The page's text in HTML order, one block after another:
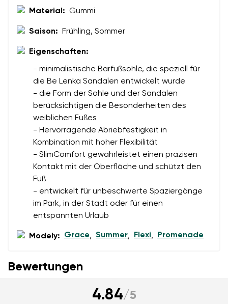
Material: Gummi
Saison: Frühling, Sommer
Eigenschaften:
- minimalistische Barfußsohle, die speziell für
die Be Lenka Sandalen entwickelt wurde
- die Form der Sohle und der Sandalen
berücksichtigen die Besonderheiten des
weiblichen Fußes
- Hervorragende Abriebfestigkeit in
Kombination mit hoher Flexibilität
- SlimComfort gewährleistet einen präzisen
Kontakt mit der Oberfläche und schützt den
Fuß
- entwickelt für unbeschwerte Spaziergänge
im Park, in der Stadt oder für einen
entspannten Urlaub
Modely: Grace, Summer, Flexi, Promenade
Ich bin mit der Verarbeitung der eingegebenen
personenbezogenen Daten im Sinne von
dieser
Bedingungen
einverstanden.
Bewertungen
4.84/5
Bewertung
Ich bin mit der Verarbeitung der eingegebenen
personenbezogenen Daten im Sinne vondieser
Bedingungen und deren Veröffentlichung
einverstanden.
Bewertung hinzufügen